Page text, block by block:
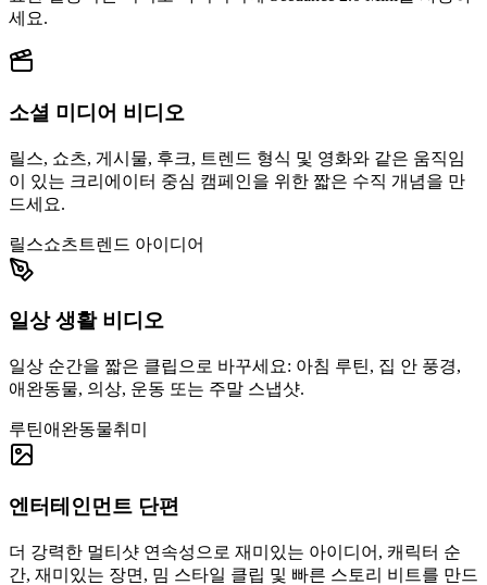
세요.
소셜 미디어 비디오
릴스, 쇼츠, 게시물, 후크, 트렌드 형식 및 영화와 같은 움직임
이 있는 크리에이터 중심 캠페인을 위한 짧은 수직 개념을 만
드세요.
릴스쇼츠 트렌드 아이디어
일상 생활 비디오
일상 순간을 짧은 클립으로 바꾸세요: 아침 루틴, 집 안 풍경,
애완동물, 의상, 운동 또는 주말 스냅샷.
루틴애완동물취미
엔터테인먼트 단편
더 강력한 멀티샷 연속성으로 재미있는 아이디어, 캐릭터 순
간, 재미있는 장면, 밈 스타일 클립 및 빠른 스토리 비트를 만드